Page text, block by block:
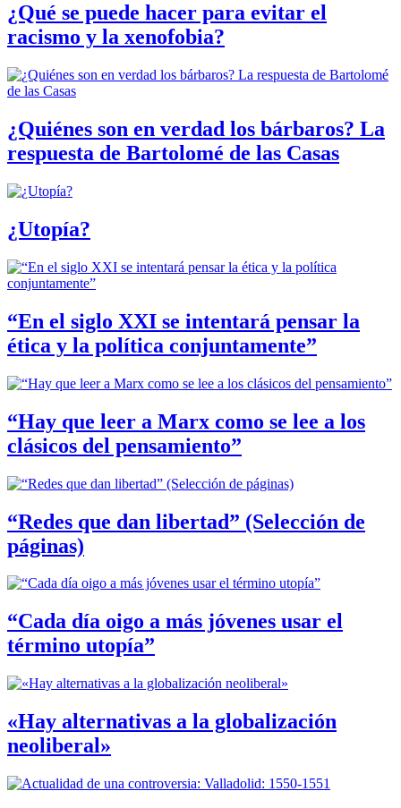
¿Qué se puede hacer para evitar el
racismo y la xenofobia?
¿Quiénes son en verdad los bárbaros? La
respuesta de Bartolomé de las Casas
¿Utopía?
“En el siglo XXI se intentará pensar la
ética y la política conjuntamente”
“Hay que leer a Marx como se lee a los
clásicos del pensamiento”
“Redes que dan libertad” (Selección de
páginas)
“Cada día oigo a más jóvenes usar el
término utopía”
«Hay alternativas a la globalización
neoliberal»